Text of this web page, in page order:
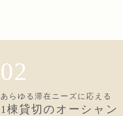
02
あらゆる滞在ニーズに応える
1棟貸切のオーシャン